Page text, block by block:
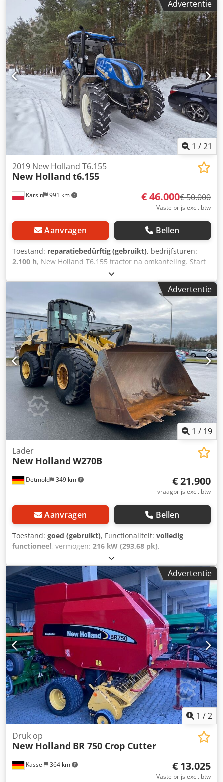
Advertentie
1 /21
Karsin 991 km
2019 New Holland T6.155
New Holland t6.155
€ 46.000€ 50.000
Vaste prijs excl. btw
Aanvragen Bellen
Toestand: reparatiebedürftig (gebruikt), bedrijfsturen:
2.100 h, New Holland T6.155 tractor na omkanteling. Start
en rijdt, 2100 uur. Cjdpfx Ajyl S S Uop Hoha
Advertentie
1 / 19
Detmold 349 km
Lader
New Holland W270B
€ 21.900
vraagprijs excl. btw
Aanvragen Bellen
Toestand: goed (gebruikt), Functionaliteit: volledig
functioneel, vermogen: 216 kW (293,68 pk),
, totaalgewicht:
2008, bedrijfsturen:9.800 h, Uitrusting:cabine,
vierwielaandrijving, New Holland W270B wiellader,
bouwjaar 2008 met ca. 9.800 bedrijfsuren, in nette staat,
direct inzetbaar, toegestane totaalgewicht 24.000 kg,
transport en levering mogelijk, locatie bij Lübeck,
bezichtiging op ieder moment mogelijk. Cedezbuqlopfx Ap
Hoha
Advertentie
1 /2
Kassel 364 km
Druk op
New Holland BR 750 Crop Cutter
€ 13.025
Vaste prijs excl. btw